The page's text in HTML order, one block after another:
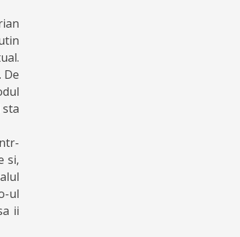
De
sta
si,
ul
ii